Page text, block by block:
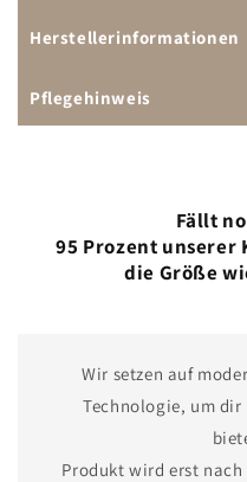
Herstellerinformationen
Pflegehinweis
Fällt
95 Prozent unserer
die Größe
Wir setzen auf
Technologie, um
Produkt wird erst